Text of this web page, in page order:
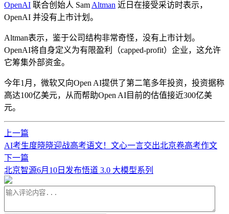
OpenAI 联合创始人 Sam Altman 近日在接受采访时表示，
OpenAI 并没有上市计划。
Altman表示，鉴于公司结构非常奇怪，没有上市计划。
OpenAI将自身定义为有限盈利（capped-profit）企业，这允许
它筹集外部资金。
今年1月，微软又向Open AI提供了第二笔多年投资，投资据称
高达100亿美元，从而帮助Open AI目前的估值接近300亿美
元。
上一篇
AI考生度晓晓迎战高考语文！文心一言交出北京卷高考作文
下一篇
北京智源6月10日发布悟道 3.0 大模型系列